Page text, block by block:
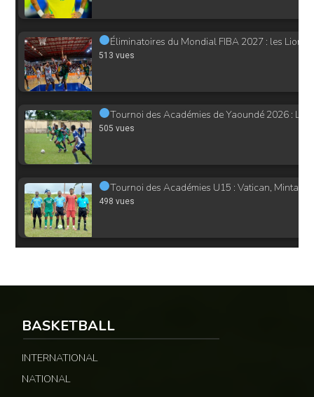
Tournoi des Académies de Yaoundé 2026 : Le
Tournoi des Académies U15 : Vatican,
Tournoi des Académies de Yaoundé 2026 :
BASKETBALL
INTERNATIONAL
NATIONAL